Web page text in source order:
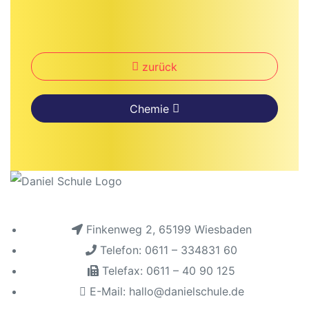
zurück
Chemie
Finkenweg 2, 65199 Wiesbaden
Telefon: 0611 – 334831 60
Telefax: 0611 – 40 90 125
E-Mail: hallo@danielschule.de